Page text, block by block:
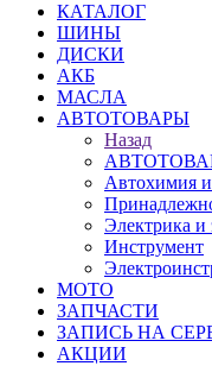
КАТАЛОГ
ШИНЫ
ДИСКИ
АКБ
МАСЛА
АВТОТОВАРЫ
Назад
Автохимия
Электрика и
Инструмент
МОТО
ЗАПЧАСТИ
ЗАПИСЬ НА
АКЦИИ